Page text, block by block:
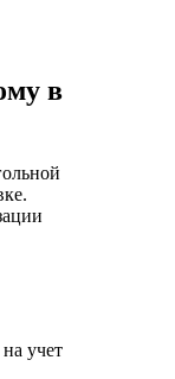
в
учет